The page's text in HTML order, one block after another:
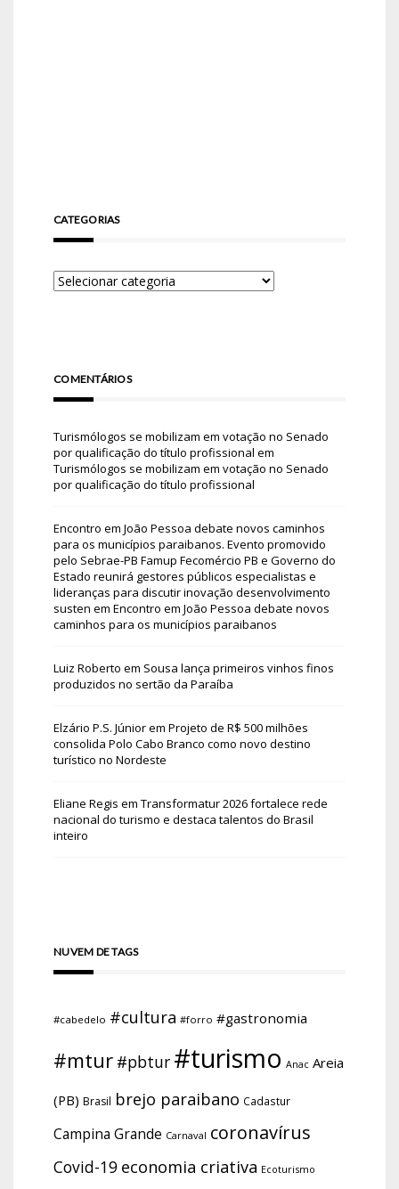
CATEGORIAS
COMENTÁRIOS
Turismólogos se mobilizam em votação no Senado
por qualificação do título profissional em
Turismólogos se mobilizam em votação no Senado
por qualificação do título profissional
Encontro em João Pessoa debate novos caminhos
para os municípios paraibanos. Evento promovido
pelo Sebrae-PB Famup Fecomércio PB e Governo do
Estado reunirá gestores públicos especialistas e
lideranças para discutir inovação desenvolvimento
susten em Encontro em João Pessoa debate novos
caminhos para os municípios paraibanos
Luiz Roberto em Sousa lança primeiros vinhos finos
produzidos no sertão da Paraíba
Elzário P.S. Júniorem Projeto de R$ 500 milhões
consolida Polo Cabo Branco como novo destino
turístico no Nordeste
Eliane Regis em Transformatur 2026 fortalece rede
nacional do turismo e destaca talentos do Brasil
inteiro
NUVEM DE TAGS
#cabedelo #cultura #forro #gastronomia
#mtur #pbtur #turismo Anac Areia
(PB) Brasil brejo paraibano Cadastur
Campina Grande Carnaval coronavírus
Covid-19 economia criativa Ecoturismo